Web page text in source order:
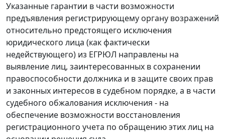
Указанные гарантии в части возможности
предъявления регистрирующему органу возражений
относительно предстоящего исключения
юридического лица (как фактически
недействующего) из ЕГРЮЛ направлены на
выявление лиц, заинтересованных в сохранении
правоспособности должника и в защите своих прав
и законных интересов в судебном порядке, а в части
судебного обжалования исключения - на
обеспечение возможности восстановления
регистрационного учета по обращению этих лиц на